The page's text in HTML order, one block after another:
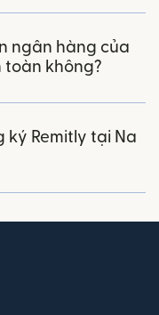
ngân hàng của
toàn không?
ký Remitly tại Na